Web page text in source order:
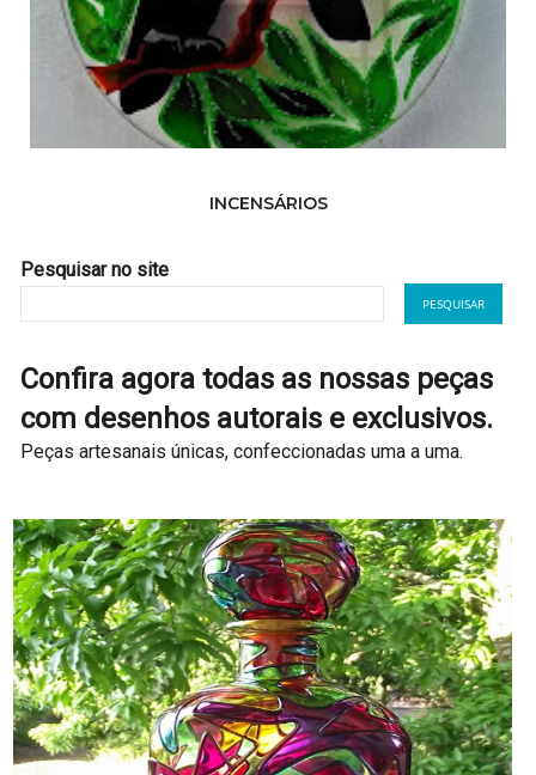
Pesquisar no site
Confira agora todas as nossas peças
com desenhos autorais e exclusivos.
Peças artesanais únicas, confeccionadas uma a uma.